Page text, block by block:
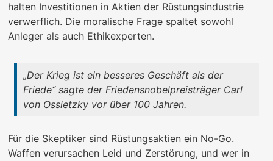
halten Investitionen in Aktien der Rüstungsindustrie
verwerflich. Die moralische Frage spaltet sowohl
Anleger als auch Ethikexperten.
„Der Krieg ist ein besseres Geschäft als der
Friede“ sagte der Friedensnobelpreisträger Carl
von Ossietzky vor über 100 Jahren.
Für die Skeptiker sind Rüstungsaktien ein No-Go.
Waffen verursachen Leid und Zerstörung, und wer in